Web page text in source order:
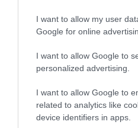
I want to allow my user
Google for online
I want to allow Google to
personalized advertising.
I want to allow Google to
related to analytics like
device identifiers in apps.